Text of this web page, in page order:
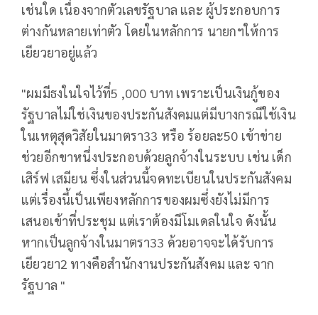
เช่นใด เนื่องจากตัวเลขรัฐบาล และ ผู้ประกอบการ
ต่างกันหลายเท่าตัว โดยในหลักการ นายกฯให้การ
เยียวยาอยู่แล้ว
"ผมมีธงในใจไว้ที่5 ,000 บาท เพราะเป็นเงินกู้ของ
รัฐบาลไม่ใช่เงินของประกันสังคมแต่มีบางกรณีใช้เงิน
ในเหตุสุดวิสัยในมาตรา33 หรือ ร้อยละ50 เข้าข่าย
ช่วยอีกขาหนึ่งประกอบด้วยลูกจ้างในระบบ เช่น เด็ก
เสิร์ฟ เสมียน ซึ่งในส่วนนี้จดทะเบียนในประกันสังคม
แต่เรื่องนี้เป็นเพียงหลักการของผมซึ่งยังไม่มีการ
เสนอเข้าที่ประชุม แต่เราต้องมีโมเดลในใจ ดังนั้น
หากเป็นลูกจ้างในมาตรา33 ด้วยอาจจะได้รับการ
เยียวยา2 ทางคือสำนักงานประกันสังคม และ จาก
รัฐบาล "